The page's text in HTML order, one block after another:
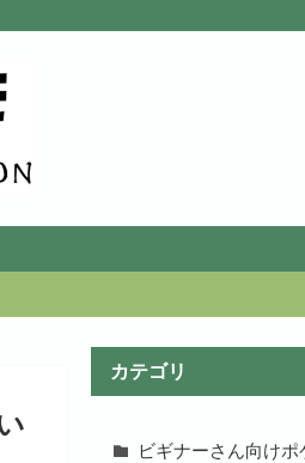
カテゴリ
ビギナーさん向けポ